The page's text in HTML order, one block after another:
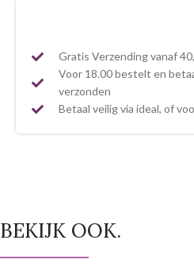
Gratis Verzending vanaf
Voor 18.00 bestelt en
verzonden
Betaal veilig via ideal, of
BEKIJK OOK.